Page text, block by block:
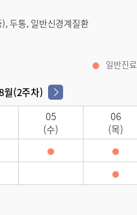
두통, 일반신경계질환
일반진료
월(2주차)
05
(수)
06
(목)